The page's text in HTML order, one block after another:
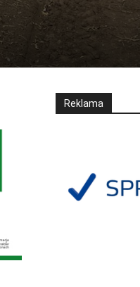
Reklama